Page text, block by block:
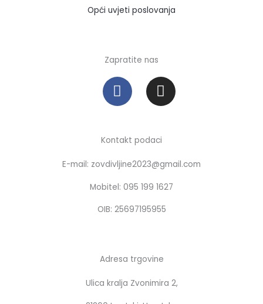
Opći uvjeti poslovanja
Zapratite nas
F
a
c
b
o
o
k
I
n
s
a
r
a
m
Kontakt podaci
E-mail: zovdivljine2023@gmail.com
Mobitel: 095 199 1627
OIB: 25697195955
Adresa trgovine
Ulica kralja Zvonimira 2,